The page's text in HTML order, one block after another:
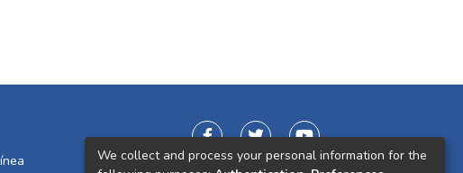
We collect and process your personal information for the